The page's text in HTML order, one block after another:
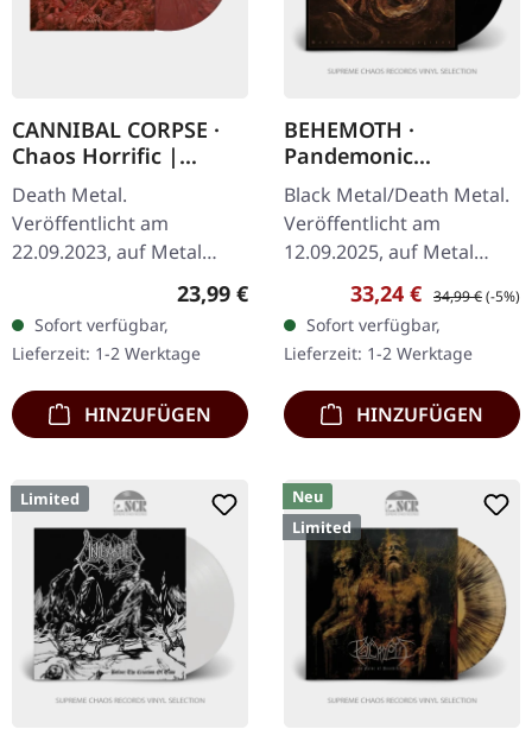
CANNIBAL CORPSE ·
Chaos Horrific |
BURNED FLESH LP
Death Metal.
Veröffentlicht am
22.09.2023, auf Metal
Blade Records. Burned
Flesh marmoriertes Vinyl
mit Insert und Download-
Card. Cannibal Corpse…
Regulärer Preis:
23,99 €
Sofort verfügbar,
Lieferzeit: 1-2 Werktage
HINZUFÜGEN
BEHEMOTH ·
Pandemonic
Incantations | BLACK
2LP
Black Metal/Death Metal.
Veröffentlicht am
12.09.2025, auf Metal
Blade Records. Schwarzes
Doppel-Vinyl im Gatefold
Cover mit
Heißfolienprägung,…
Verkaufspreis:
33,24 € Regulärer
34,99 €(-5%)
Sofort verfügbar,
Lieferzeit: 1-2 Werktage
HINZUFÜGEN
Limited
Neu
Limited